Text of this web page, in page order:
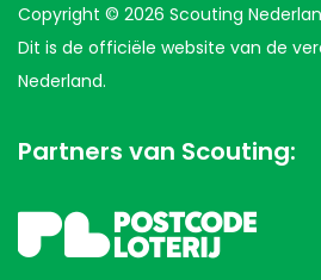
Copyright © 2026 Scouting
Dit is de officiële website van de
Nederland.
Partners van Scouting: